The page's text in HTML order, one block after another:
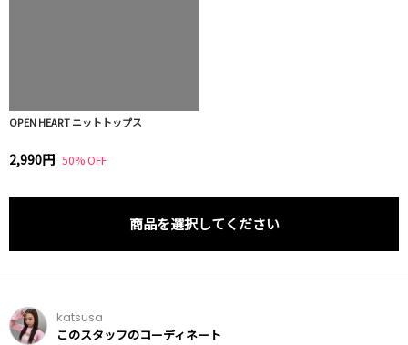
OPEN HEART ニットトップス
2,990円 50% OFF
商品を選択してください
katsusa
このスタッフのコーディネート